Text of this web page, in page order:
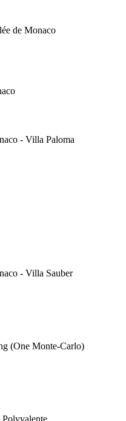
de Monaco
- Villa Paloma
- Villa Sauber
(One Monte-Carlo)